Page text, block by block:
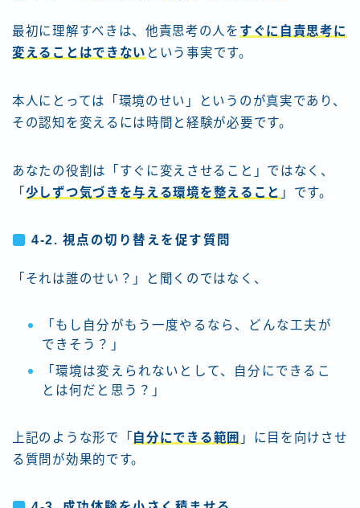
最初に理解すべきは、他責思考の人を すぐに自責思考に
変えることはできない という事実です。
本人にとっては「環境のせい」というのが真実であり、
その認知を変えるには時間と経験が必要です。
あなたの役割は「すぐに変えさせること」ではなく、
「 少しずつ気づきを与える環境を整えること 」です。
4-2. 視点の切り替えを促す質問
「それは誰のせい？」と聞くのではなく、
「もし自分がもう一度やるなら、どんな工夫が
できそう？」
「環境は変えられないとして、自分にできるこ
とは何だと思う？」
上記のような形で「 自分にできる範囲 」に目を向けさせ
る質問が効果的です。